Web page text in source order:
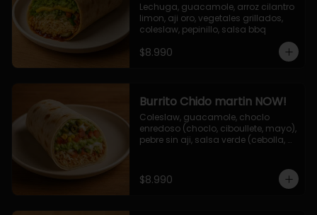
Lechuga, guacamole, arroz cilantro
limon, aji oro, vegetales grillados,
coleslaw, pepinillo, salsa bbq
$8.990
Burrito Chido martin NOW!
Coleslaw, guacamole, choclo
enredoso (choclo, ciboullete, mayo),
pebre sin aji, salsa verde (cebolla,
$8.990